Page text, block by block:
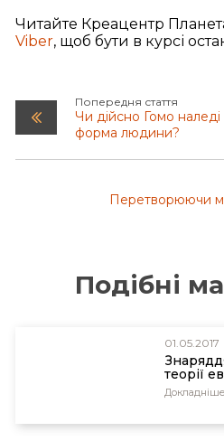
Читайте Креацентр
Viber, щоб бути в курсі
Попередня стаття
Чи дійсно Гомо
форма людини?
Перетворюючи
Подібні
01.05.2017
теорії
Докладніше